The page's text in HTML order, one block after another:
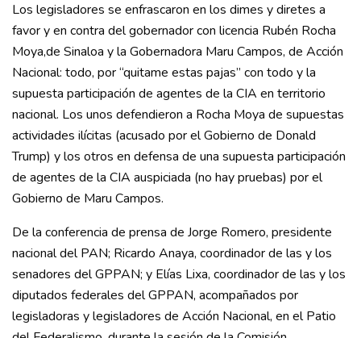
Los legisladores se enfrascaron en los dimes y diretes a
favor y en contra del gobernador con licencia Rubén Rocha
Moya,de Sinaloa y la Gobernadora Maru Campos, de Acción
Nacional: todo, por “quitame estas pajas” con todo y la
supuesta participación de agentes de la CIA en territorio
nacional. Los unos defendieron a Rocha Moya de supuestas
actividades ilícitas (acusado por el Gobierno de Donald
Trump) y los otros en defensa de una supuesta participación
de agentes de la CIA auspiciada (no hay pruebas) por el
Gobierno de Maru Campos.
De la conferencia de prensa de Jorge Romero, presidente
nacional del PAN; Ricardo Anaya, coordinador de las y los
senadores del GPPAN; y Elías Lixa, coordinador de las y los
diputados federales del GPPAN, acompañados por
legisladoras y legisladores de Acción Nacional, en el Patio